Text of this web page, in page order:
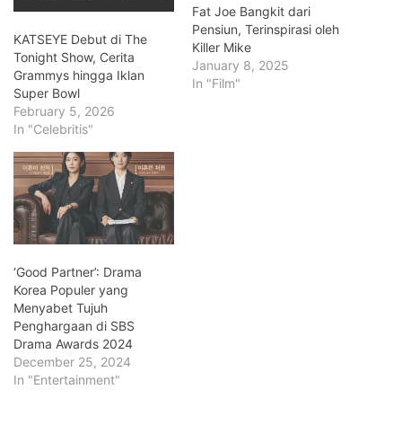
KATSEYE Debut di The
Tonight Show, Cerita
Grammys hingga Iklan
Super Bowl
February 5, 2026
In "Celebritis"
Fat Joe Bangkit dari
Pensiun, Terinspirasi oleh
Killer Mike
January 8, 2025
In "Film"
‘Good Partner’: Drama
Korea Populer yang
Menyabet Tujuh
Penghargaan di SBS
Drama Awards 2024
December 25, 2024
In "Entertainment"